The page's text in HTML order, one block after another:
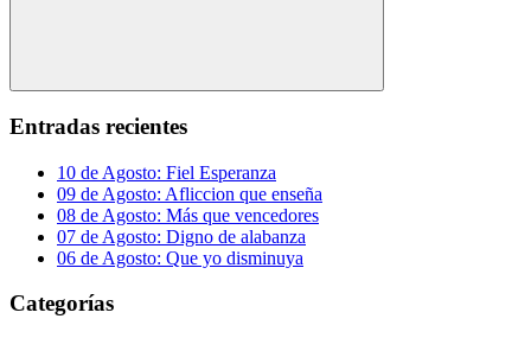
Buscar
Entradas recientes
10 de Agosto: Fiel Esperanza
09 de Agosto: Afliccion que enseña
08 de Agosto: Más que vencedores
07 de Agosto: Digno de alabanza
06 de Agosto: Que yo disminuya
Categorías